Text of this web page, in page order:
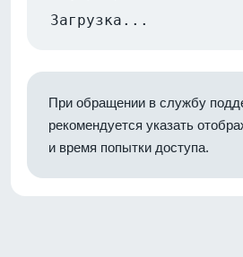
Загрузка...
При обращении в службу
рекомендуется указать
и время попытки доступа.